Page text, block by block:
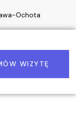
Ochota
WIZYTĘ